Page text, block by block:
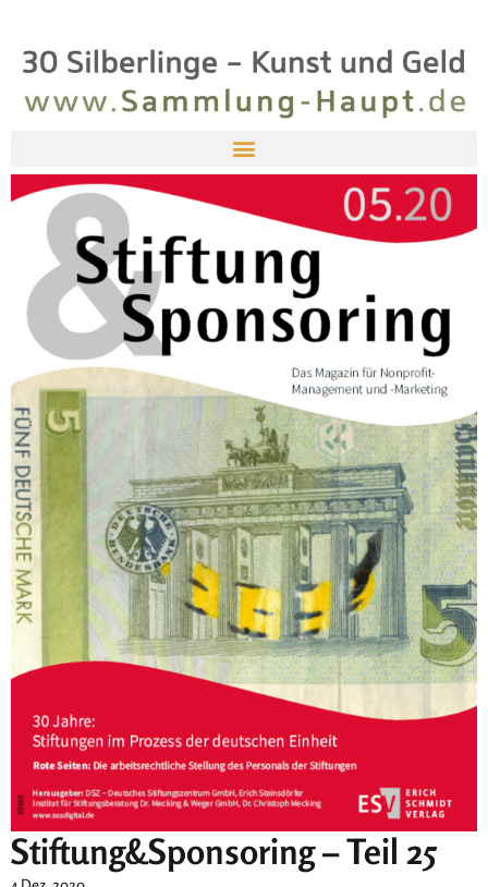
Stiftung&Sponsoring – Teil 25